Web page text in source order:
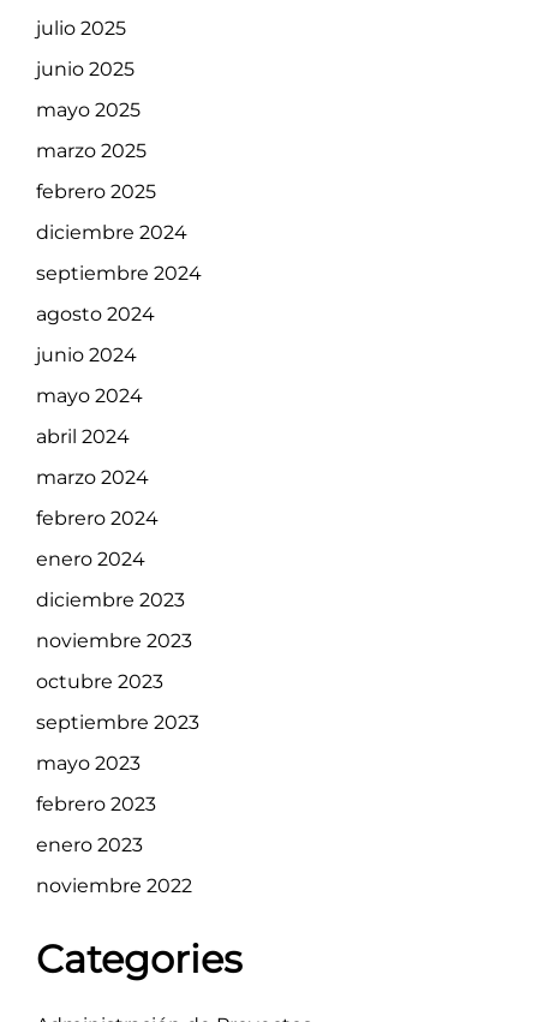
julio 2025
junio 2025
mayo 2025
marzo 2025
febrero 2025
diciembre 2024
septiembre 2024
agosto 2024
junio 2024
mayo 2024
abril 2024
marzo 2024
febrero 2024
enero 2024
diciembre 2023
noviembre 2023
octubre 2023
septiembre 2023
mayo 2023
febrero 2023
enero 2023
noviembre 2022
Categories